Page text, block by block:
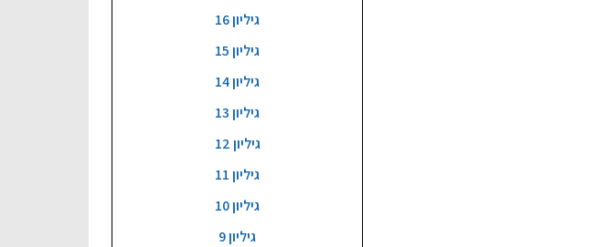
גיליון 16
גיליון 15
גיליון 14
גיליון 13
גיליון 12
גיליון 11
גיליון 10
גיליון 9